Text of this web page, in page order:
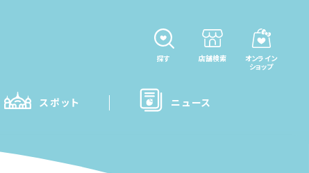
探す 店舗検索
オンライン
ショップ
スポット ニュース